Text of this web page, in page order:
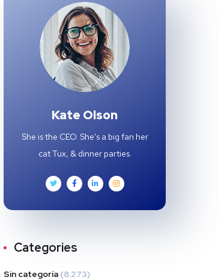
Kate Olson
She is the CEO. She's a big fan her
cat Tux, & dinner parties.
Categories
Sin categoría (8.273)